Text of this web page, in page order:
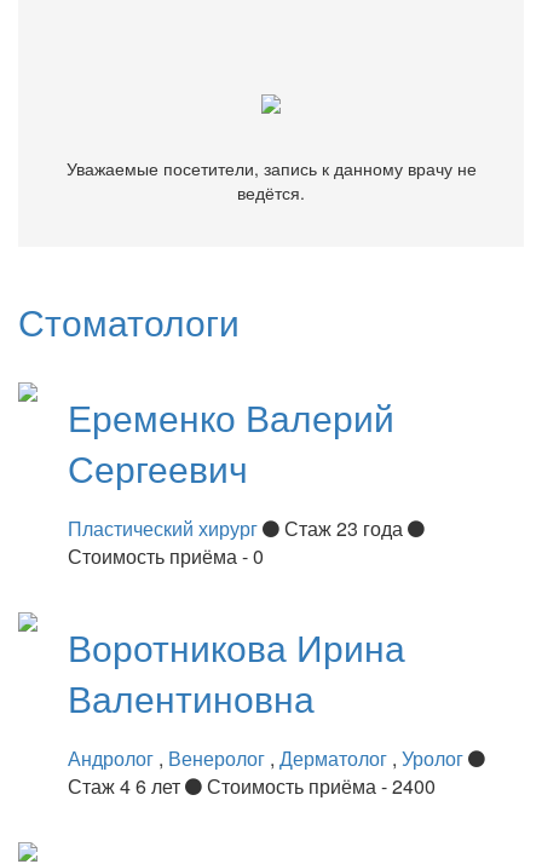
Уважаемые посетители, запись к данному врачу не
ведётся.
Стоматологи
Еременко Валерий
Сергеевич
Пластический хирург
Стаж 23 года
Стоимость приёма - 0
Воротникова Ирина
Валентиновна
Андролог , Венеролог , Дерматолог , Уролог
Стаж 4 6 лет
Стоимость приёма - 2400